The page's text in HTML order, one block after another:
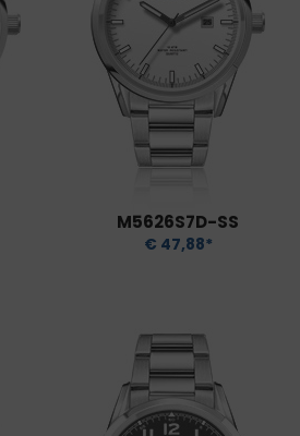
M5626S7D-SS
€ 47,88*